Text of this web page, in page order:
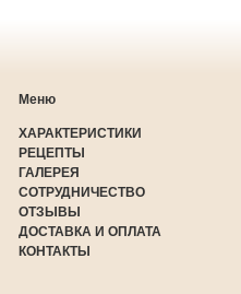
Меню
ХАРАКТЕРИСТИКИ
РЕЦЕПТЫ
ГАЛЕРЕЯ
СОТРУДНИЧЕСТВО
ОТЗЫВЫ
ДОСТАВКА И ОПЛАТА
КОНТАКТЫ